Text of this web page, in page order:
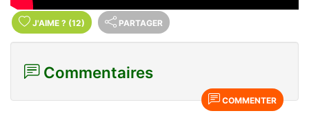
J'AIME ? (12) PARTAGER
Commentaires
COMMENTER